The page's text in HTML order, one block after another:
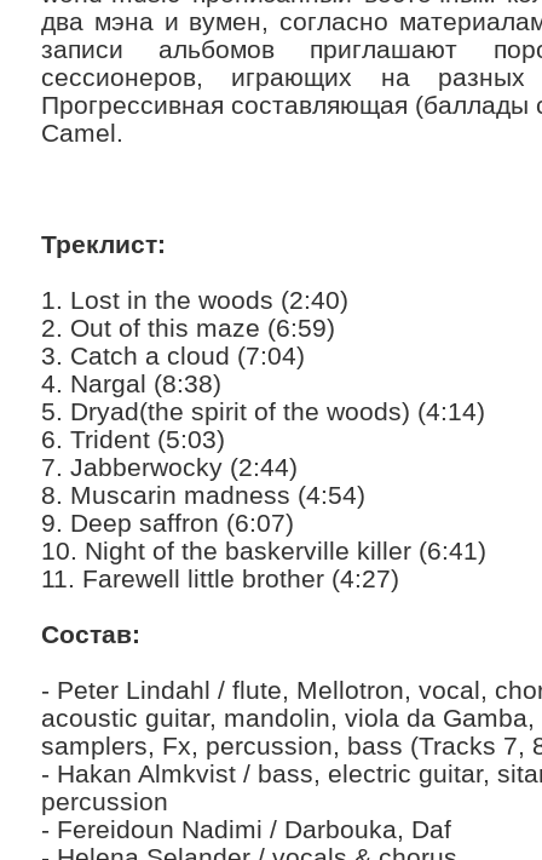
два мэна и вумен, согласно
записи альбомов приглашают
сессионеров, играющих на разных
Прогрессивная составляющая (баллады
Camel.
Треклист:
1. Lost in the woods (2:40)
2. Out of this maze (6:59)
3. Catch a cloud (7:04)
4. Nargal (8:38)
5. Dryad(the spirit of the woods) (4:14)
6. Trident (5:03)
7. Jabberwocky (2:44)
8. Muscarin madness (4:54)
9. Deep saffron (6:07)
10. Night of the baskerville killer (6:41)
11. Farewell little brother (4:27)
Состав:
- Peter Lindahl / flute, Mellotron, vocal,
acoustic guitar, mandolin, viola da Gamba,
samplers, Fx, percussion, bass (Tracks 7,
- Hakan Almkvist / bass, electric guitar,
percussion
- Fereidoun Nadimi / Darbouka, Daf